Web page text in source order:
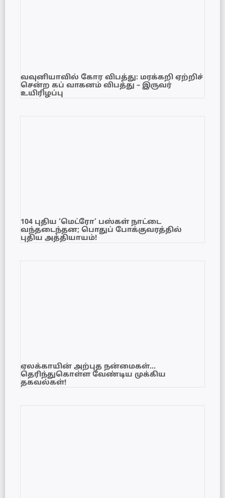
வவுனியாவில் கோர விபத்து: மரக்கறி ஏற்றிச்
சென்ற கப் வாகனம் விபத்து – இருவர்
உயிரிழப்பு
104 புதிய ‘மெட்ரோ’ பஸ்கள் நாட்டை
வந்தடைந்தன; பொதுப் போக்குவரத்தில்
புதிய அத்தியாயம்!
ஏலக்காயின் அற்புத நன்மைகள்…
தெரிந்துகொள்ள வேண்டிய முக்கிய
தகவல்கள்!